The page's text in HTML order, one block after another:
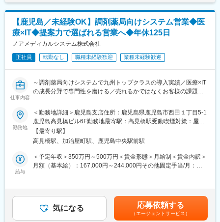
■業務詳細
・接客業務
・販促ツール作成（例：POP作成）
・店頭キャンペーン企画
・セールス向上に向けた各種プロモーション
■入社後の流れ／研修
や商材知識、店頭での立ち振る舞い等、実務に基づいた丁寧な指
導のもと、基礎的な内容から学んでいただきます。
形式のフォローアップ(OJT)研修や先輩社員とのロールプレイン
グ、eラーニング研修等を通して、着実に成長できる環境をご用意
してます。
■キャリアパス
まず1人前の接客技術を身に着けていただき、徐々に後輩指導やリ
ーダー業務もお任せいたします。
が目指せます。
【鹿児島／未経験OK】調剤薬局向けシステム営業◆医
療×IT◆提案力で選ばれる営業へ◆年休125日
ノアメディカルシステム株式会社
正社員 転勤なし 職種未経験歓迎 業種未経験歓迎
仕事内容
～調剤薬局向けシステムで九州トップクラスの導入実績／医療×IT
の成長分野で専門性を磨ける／売れるかではなくお客様の課題に
◎ 顧客の課題に深く入り込む提案がしたい
◎ 法人・無形商材・IT営業の経験を積みたい
◎ 将来性のある業界（医療×IT）で腰を据えて働きたい
少しでも当てはまる方はぜひご応募ください！
■仕事について
けの営業、ではなく
経営や業務改善の相談相手になる営業です。
薬局の業務フロー・経営課題を丁寧にヒアリングし、
勤務地
＜勤務地詳細＞鹿児島支店住所：鹿児島県鹿児島市西田１丁目5-1
鹿児島高見橋ビル6F勤務地最寄駅：高見橋駅受動喫煙対策：屋内
全面禁煙変更の範囲：会社の定める事業所
【最寄り駅】
高見橋駅、加治屋町駅、鹿児島中央駅前駅
給与
＜予定年収＞350万円～500万円＜賃金形態＞月給制＜賃金内訳＞
月額（基本給）：167,000円～244,000円その他固定手当/月：
残業手当＞有＜給与補足＞経験・能力などを考慮の上、当社規定
により優遇します■その他固定手当：勤続手当■昇給：年1回 3月■
賞与：年2回 6月・12月 ※前年実績：4.6ヶ月■インセンティブ月達
気になる 応募依頼する
（エージェントサービス）